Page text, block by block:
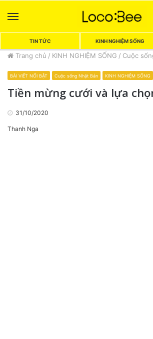
TIN TỨC KINH NGHIỆM SỐNG
Trang chủ / KINH NGHIỆM SỐNG / Cuộc
BÀI VIẾT NỔI BẬT Cuộc sống Nhật Bản KINH NGHIỆM SỐNG
Tiền mừng cưới và lựa
31/10/2020
Thanh Nga